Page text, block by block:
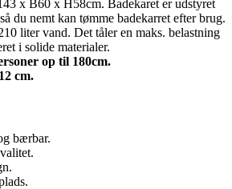
x B60 x H58cm. Badekaret er udstyret
du nemt kan tømme badekarret efter brug.
liter vand. Det tåler en maks. belastning
i solide materialer.
op til 180cm.
cm.
bærbar.